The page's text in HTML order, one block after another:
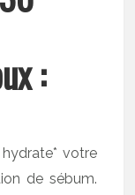
:
votre
de sébum.